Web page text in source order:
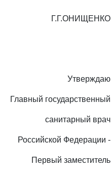
Г.Г.ОНИЩЕНКО
Утверждаю
Главный государственный
санитарный врач
Российской Федерации -
Первый заместитель